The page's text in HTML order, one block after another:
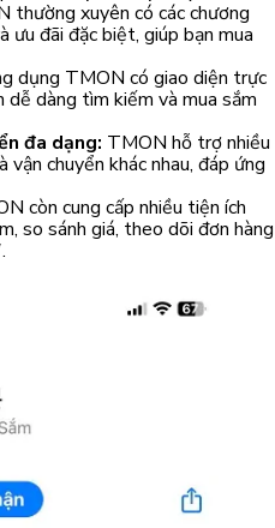
thường xuyên có các chương
ưu đãi đặc biệt, giúp bạn mua
dụng TMON có giao diện trực
dễ dàng tìm kiếm và mua sắm
đa dạng: TMON hỗ trợ nhiều
chuyển khác nhau, đáp ứng
còn cung cấp nhiều tiện ích
so sánh giá, theo dõi đơn hàng